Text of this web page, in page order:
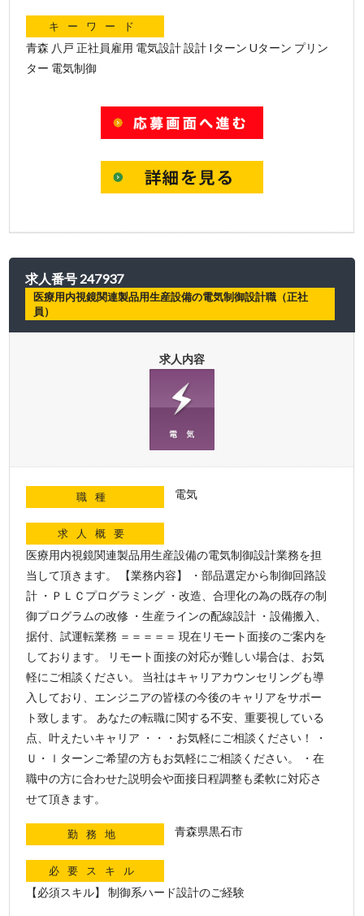
キーワード
青森 八戸 正社員雇用 電気設計 設計 Iターン Uターン プリン
ター 電気制御
求人番号 247937
医療用内視鏡関連製品用生産設備の電気制御設計職（正社
員）
求人内容
職種 電気
求人概要
医療用内視鏡関連製品用生産設備の電気制御設計業務を担
当して頂きます。 【業務内容】 ・部品選定から制御回路設
計 ・ＰＬＣプログラミング ・改造、合理化の為の既存の制
御プログラムの改修 ・生産ラインの配線設計 ・設備搬入、
据付、試運転業務 ＝＝＝＝＝ 現在リモート面接のご案内を
しております。 リモート面接の対応が難しい場合は、お気
軽にご相談ください。 当社はキャリアカウンセリングも導
入しており、エンジニアの皆様の今後のキャリアをサポー
ト致します。 あなたの転職に関する不安、重要視している
点、叶えたいキャリア ・・・お気軽にご相談ください！ ・
Ｕ・ｌターンご希望の方もお気軽にご相談ください。 ・在
職中の方に合わせた説明会や面接日程調整も柔軟に対応さ
せて頂きます。
勤務地 青森県黒石市
必要スキル
【必須スキル】 制御系ハード設計のご経験